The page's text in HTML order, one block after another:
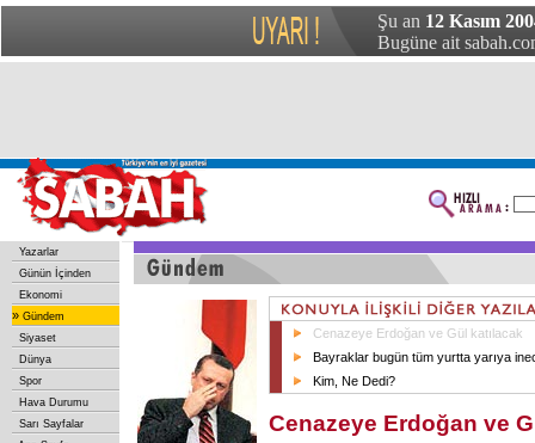
Şu an 12 Kasım
Bugüne ait
Yazarlar
Günün İçinden
Ekonomi
» Gündem
Siyaset
Dünya
Spor
Hava Durumu
Sarı Sayfalar
Cenazeye Erdoğan ve Gül katılacak
Bayraklar bugün tüm yurtta yarıya
Kim, Ne Dedi?
Cenazeye Erdoğan ve